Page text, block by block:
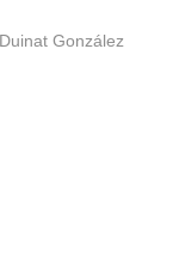
González